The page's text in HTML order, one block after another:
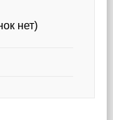
нет)